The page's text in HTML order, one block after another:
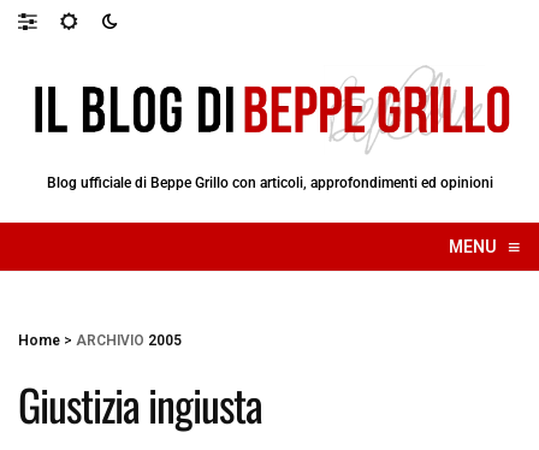
Blog ufficiale di Beppe Grillo con articoli, approfondimenti ed opinioni
MENU ≡
☰
Home > ARCHIVIO 2005
Giustizia ingiusta